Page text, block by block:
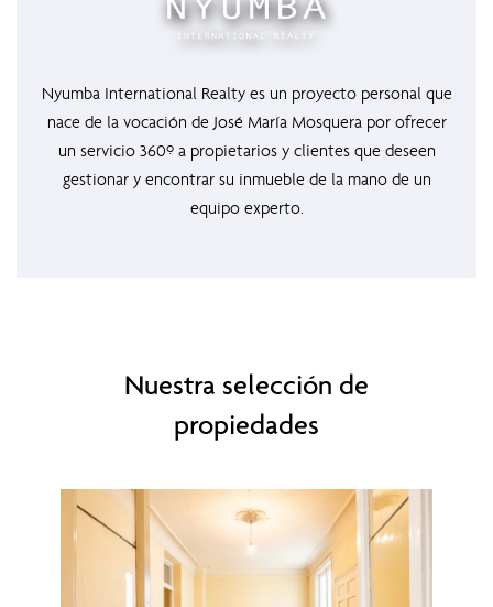
Nyumba International Realty es un proyecto personal que
nace de la vocación de José María Mosquera por ofrecer
un servicio 360º a propietarios y clientes que deseen
gestionar y encontrar su inmueble de la mano de un
equipo experto.
Nuestra selección de
propiedades